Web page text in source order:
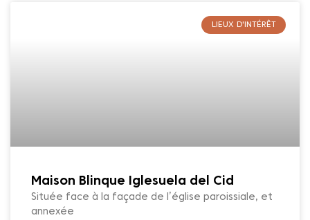
LIEUX D'INTÉRÊT
Maison Blinque Iglesuela del Cid
Située face à la façade de l’église paroissiale, et
annexée